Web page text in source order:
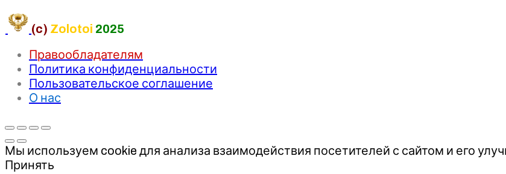
(c) Zolotoi 2025
Правообладателям
Политика конфиденциальности
Пользовательское соглашение
О нас
Мы используем cookie для анализа взаимодействия посетителей с сайтом и его
Принять